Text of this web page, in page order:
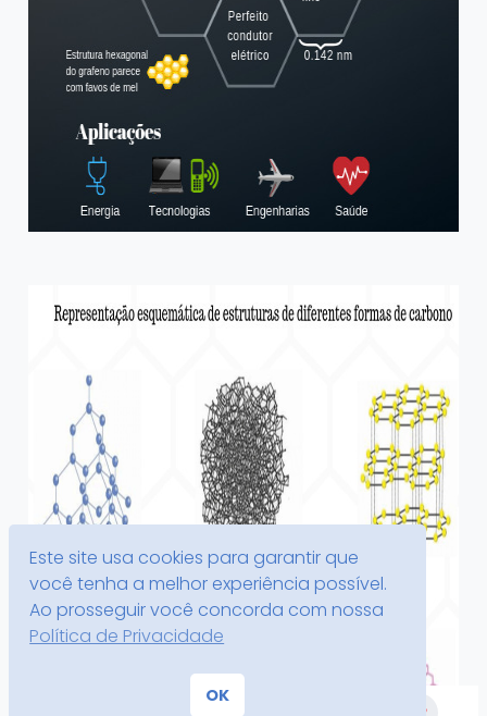
Este site usa cookies para garantir que
você tenha a melhor experiência possível.
Ao prosseguir você concorda com nossa
Política de Privacidade
OK